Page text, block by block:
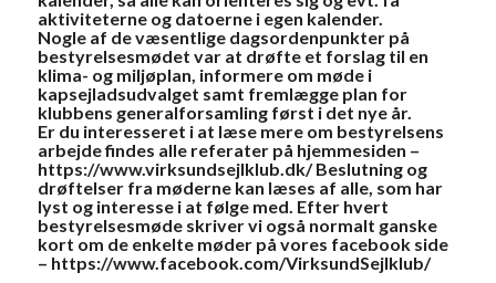
aktiviteterne og datoerne i egen kalender.
Nogle af de væsentlige dagsordenpunkter på
bestyrelsesmødet var at drøfte et forslag til en
klima- og miljøplan, informere om møde i
kapsejladsudvalget samt fremlægge plan for
klubbens generalforsamling først i det nye år.
Er du interesseret i at læse mere om bestyrelsens
arbejde findes alle referater på hjemmesiden –
https://www.virksundsejlklub.dk/Beslutning og
drøftelser fra møderne kan læses af alle, som har
lyst og interesse i at følge med. Efter hvert
bestyrelsesmøde skriver vi også normalt ganske
kort om de enkelte møder på vores facebook side
– https://www.facebook.com/VirksundSejlklub/